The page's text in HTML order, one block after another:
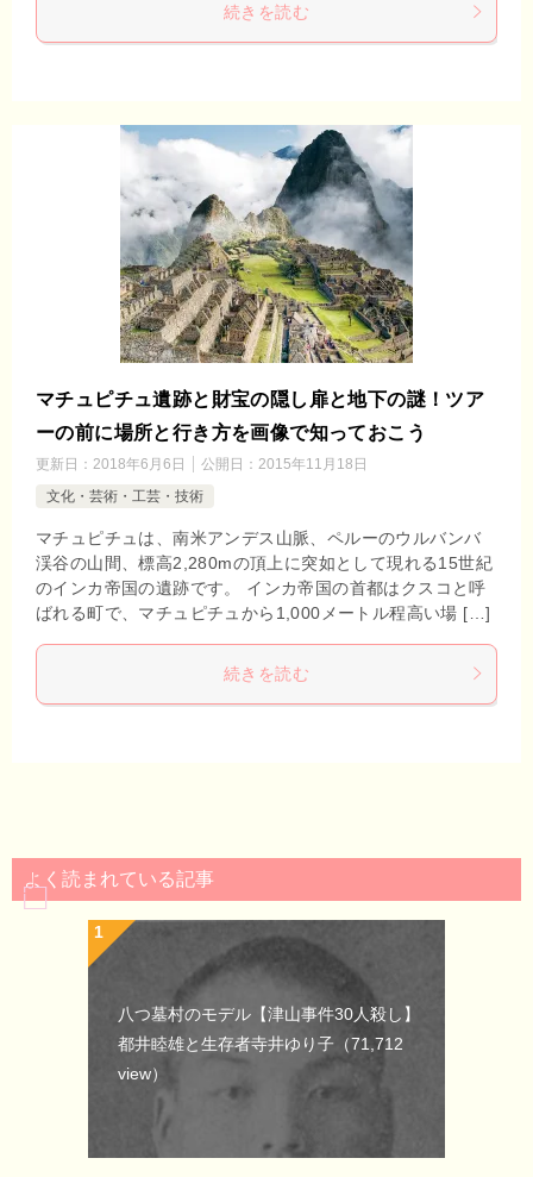
続きを読む
マチュピチュ遺跡と財宝の隠し扉と地下の謎！ツア
ーの前に場所と行き方を画像で知っておこう
更新日： 2018年6月6日 公開日： 2015年11月18日
文化・芸術・工芸・技術
マチュピチュは、南米アンデス山脈、ペルーのウルバンバ
渓谷の山間、標高2,280mの頂上に突如として現れる15世紀
のインカ帝国の遺跡です。 インカ帝国の首都はクスコと呼
ばれる町で、マチュピチュから1,000メートル程高い場 […]
続きを読む
よく読まれている記事
八つ墓村のモデル【津山事件30人殺し】
都井睦雄と生存者寺井ゆり子 （71,712
view）